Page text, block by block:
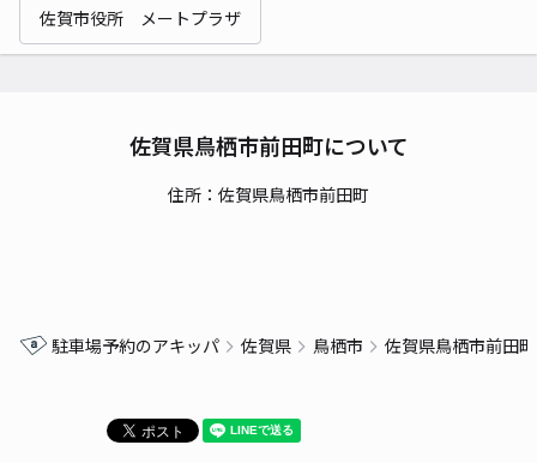
佐賀市役所 メートプラザ
佐賀県鳥栖市前田町について
住所：佐賀県鳥栖市前田町
駐車場予約のアキッパ 佐賀県 鳥栖市 佐賀県鳥栖市前田